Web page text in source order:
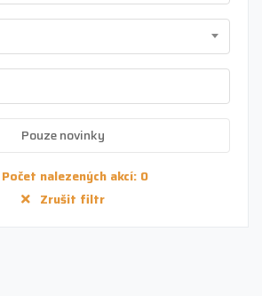
Pouze novinky
Počet nalezených akcí: 0
Zrušit filtr